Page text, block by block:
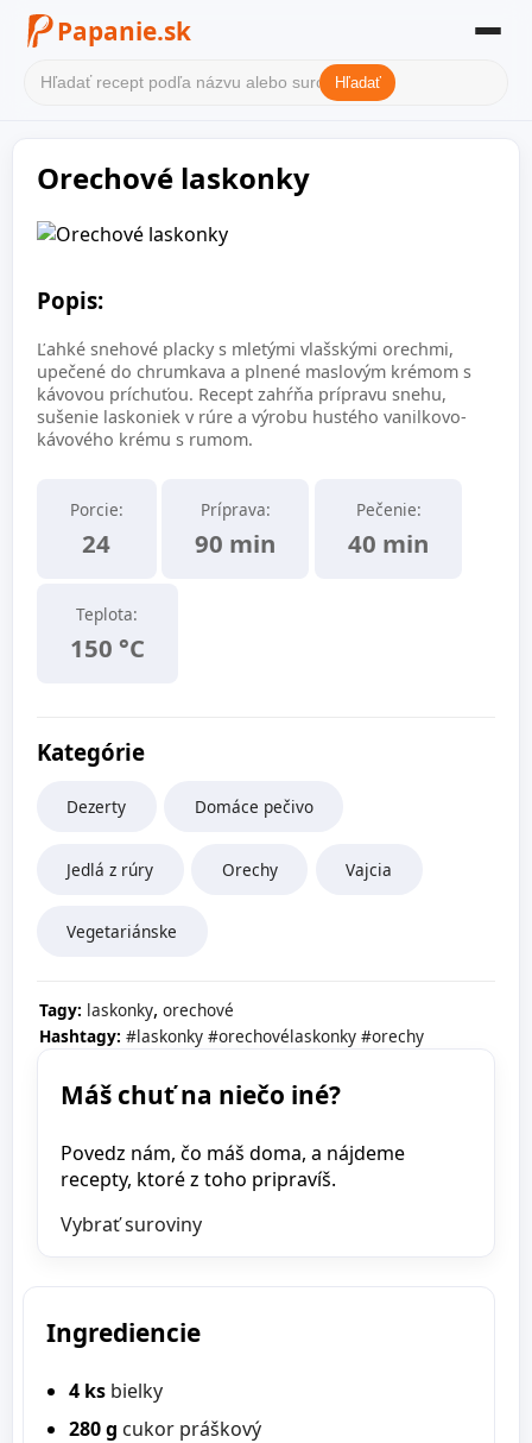
Papanie.sk
Filter receptov
Kategórie
O nás
Kontakt
Hľadať
Orechové laskonky
Popis:
Ľahké snehové placky s mletými vlašskými orechmi,
upečené do chrumkava a plnené maslovým krémom s
kávovou príchuťou. Recept zahŕňa prípravu snehu,
sušenie laskoniek v rúre a výrobu hustého vanilkovo-
kávového krému s rumom.
Porcie:
24
Príprava:
90 min
Pečenie:
40 min
Teplota:
150 °C
Kategórie
Dezerty Domáce pečivo
Jedlá z rúry Orechy Vajcia
Vegetariánske
Tagy: laskonky, orechové
Hashtagy: #laskonky #orechovélaskonky #orechy
Máš chuť na niečo iné?
Povedz nám, čo máš doma, a nájdeme
recepty, ktoré z toho pripravíš.
Vybrať suroviny
Ingrediencie
4 ks bielky
280 g cukor práškový